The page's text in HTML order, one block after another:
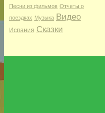
Песни из фильмов Отчеты о
поездках Музыка Видео
Испания Сказки